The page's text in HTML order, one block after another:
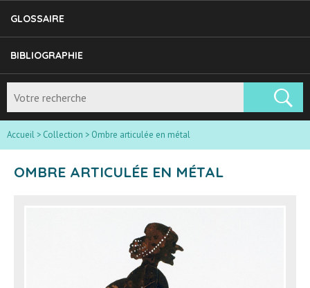
GLOSSAIRE
BIBLIOGRAPHIE
Accueil > Collection > Ombre articulée en métal
OMBRE ARTICULÉE EN MÉTAL